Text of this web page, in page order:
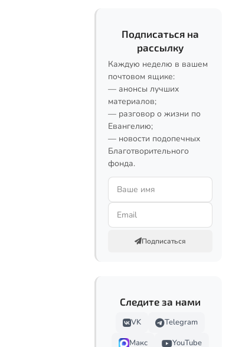
Подписаться на
рассылку
Каждую неделю в вашем
почтовом ящике:
— анонсы лучших
материалов;
— разговор о жизни по
Евангелию;
— новости подопечных
Благотворительного
фонда.
Подписаться
Следите за нами
VK
Telegram
Макс
YouTube